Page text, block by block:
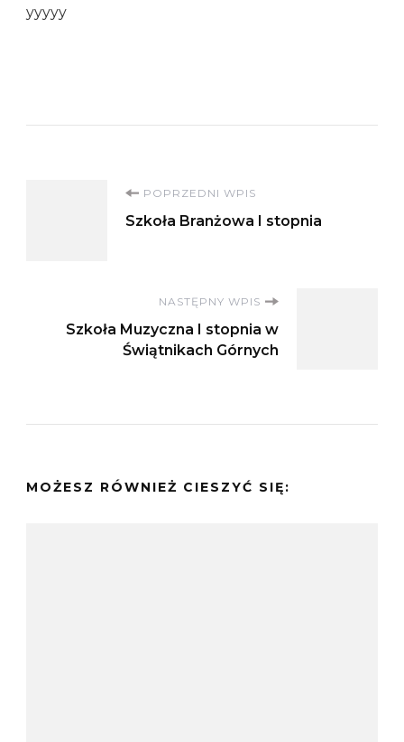
yyyyy
Nawigacja
POPRZEDNI WPIS
Szkoła Branżowa I stopnia
NASTĘPNY WPIS
Szkoła Muzyczna I stopnia w
Świątnikach Górnych
MOŻESZ RÓWNIEŻ CIESZYĆ SIĘ: